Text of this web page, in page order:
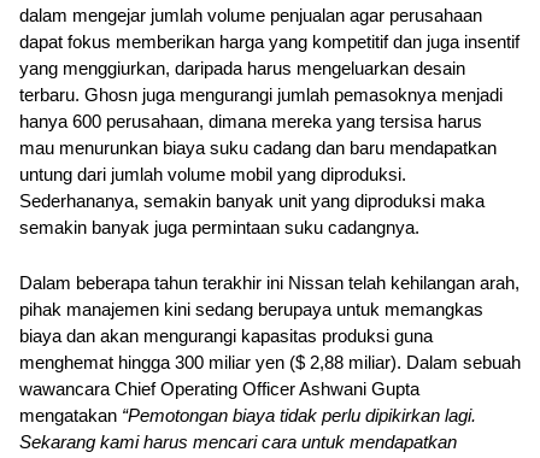
dalam mengejar jumlah volume penjualan agar perusahaan
dapat fokus memberikan harga yang kompetitif dan juga insentif
yang menggiurkan, daripada harus mengeluarkan desain
terbaru. Ghosn juga mengurangi jumlah pemasoknya menjadi
hanya 600 perusahaan, dimana mereka yang tersisa harus
mau menurunkan biaya suku cadang dan baru mendapatkan
untung dari jumlah volume mobil yang diproduksi.
Sederhananya, semakin banyak unit yang diproduksi maka
semakin banyak juga permintaan suku cadangnya.
Dalam beberapa tahun terakhir ini Nissan telah kehilangan arah,
pihak manajemen kini sedang berupaya untuk memangkas
biaya dan akan mengurangi kapasitas produksi guna
menghemat hingga 300 miliar yen ($ 2,88 miliar). Dalam sebuah
wawancara Chief Operating Officer Ashwani Gupta
mengatakan “Pemotongan biaya tidak perlu dipikirkan lagi.
Sekarang kami harus mencari cara untuk mendapatkan